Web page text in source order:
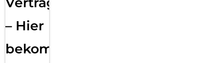
– Hier
bekommst